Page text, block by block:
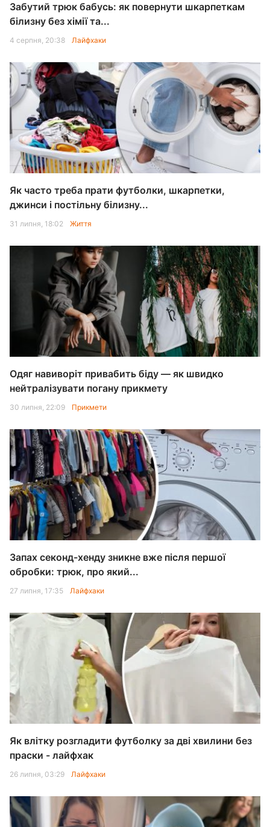
Забутий трюк бабусь: як повернути шкарпеткам
білизну без хімії та...
4 серпня, 20:38 Лайфхаки
Як часто треба прати футболки, шкарпетки,
джинси і постільну білизну...
31 липня, 18:02 Життя
Одяг навиворіт привабить біду — як швидко
нейтралізувати погану прикмету
30 липня, 22:09 Прикмети
Запах секонд-хенду зникне вже після першої
обробки: трюк, про який...
27 липня, 17:35 Лайфхаки
Як влітку розгладити футболку за дві хвилини без
праски - лайфхак
26 липня, 03:29 Лайфхаки